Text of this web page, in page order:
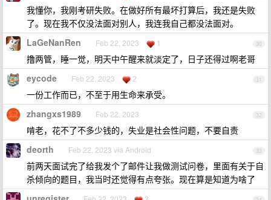
我懂你，我刚考研失败。在做好所有最坏打算后，我还是失败
了。现在我不仅没法面对别人，我连我自己都没法面对。
30
LaGeNanRen Feb 22, 2023 1
撸两管，睡一觉，明天中午醒来就淡定了，日子还得过啊老哥
31
eycode Feb 22, 2023 2
一份工作而已，不至于用生命来承受。
32
zhangxs1989 Feb 22, 2023
啃老，花不了不多少钱的，失业是社会性问题，不要自责
33
deorth Feb 22, 2023 via Android
前两天面试完了给我发个了邮件让我做测试问卷，里面有关于自
杀倾向的题目，我当时还觉得有点夸张。现在算是知道为啥了